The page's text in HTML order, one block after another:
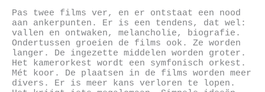
Pas twee films ver, en er ontstaat een nood
aan ankerpunten. Er is een tendens, dat wel:
vallen en ontwaken, melancholie, biografie.
Ondertussen groeien de films ook. Ze worden
langer. De ingezette middelen worden groter.
Het kamerorkest wordt een symfonisch orkest.
Mét koor. De plaatsen in de films worden meer
divers. Er is meer kans verloren te lopen.